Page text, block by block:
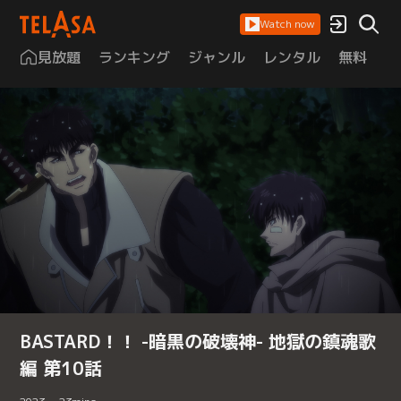
Watch now
見放題 ランキング ジャンル レンタル 無料
BASTARD！！ -暗黒の破壊神- 地獄の鎮魂歌
編 第10話